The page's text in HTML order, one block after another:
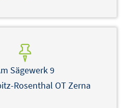
Sägewerk 9
Rosenthal OT Zerna